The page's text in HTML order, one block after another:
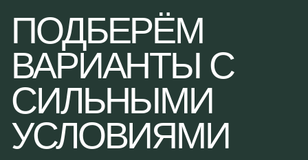
ПОДБЕРЁМ
ВАРИАНТЫ С
СИЛЬНЫМИ
УСЛОВИЯМИ